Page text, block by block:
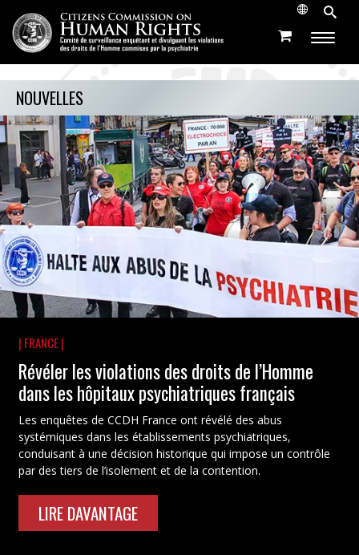
NOUVELLES
| FRANCE |
Révéler les violations des droits de l’Homme
dans les hôpitaux psychiatriques français
Les enquêtes de CCDH France ont révélé des abus
systémiques dans les établissements psychiatriques,
conduisant à une décision historique qui impose un contrôle
par des tiers de l’isolement et de la contention.
LIRE DAVANTAGE